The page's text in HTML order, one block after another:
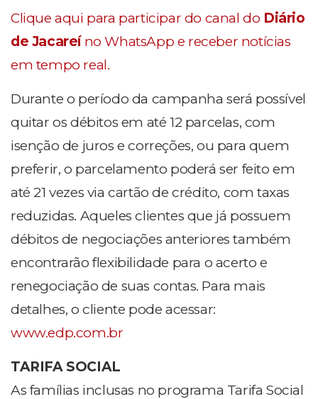
Clique aqui para participar do canal do Diário
de Jacareíno WhatsApp e receber notícias
em tempo real.
Durante o período da campanha será possível
quitar os débitos em até 12 parcelas, com
isenção de juros e correções, ou para quem
preferir, o parcelamento poderá ser feito em
até 21 vezes via cartão de crédito, com taxas
reduzidas. Aqueles clientes que já possuem
débitos de negociações anteriores também
encontrarão flexibilidade para o acerto e
renegociação de suas contas. Para mais
detalhes, o cliente pode acessar:
www.edp.com.br
TARIFA SOCIAL
As famílias inclusas no programa Tarifa Social